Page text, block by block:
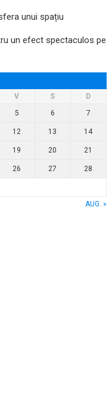
unui spațiu
un efect spectaculos pe
V S
D
5 6 7
12 13 14
19 20 21
26 27 28
AUG. »